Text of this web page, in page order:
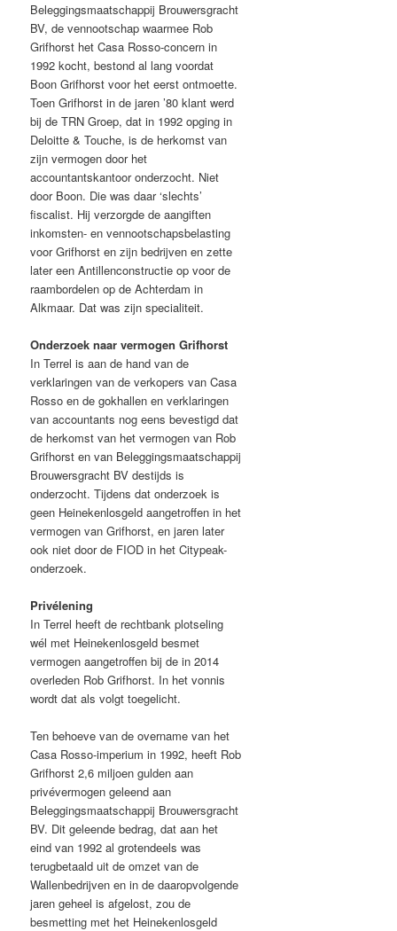
Beleggingsmaatschappij Brouwersgracht
BV, de vennootschap waarmee Rob
Grifhorst het Casa Rosso-concern in
1992 kocht, bestond al lang voordat
Boon Grifhorst voor het eerst ontmoette.
Toen Grifhorst in de jaren ’80 klant werd
bij de TRN Groep, dat in 1992 opging in
Deloitte & Touche, is de herkomst van
zijn vermogen door het
accountantskantoor onderzocht. Niet
door Boon. Die was daar ‘slechts’
fiscalist. Hij verzorgde de aangiften
inkomsten- en vennootschapsbelasting
voor Grifhorst en zijn bedrijven en zette
later een Antillenconstructie op voor de
raambordelen op de Achterdam in
Alkmaar. Dat was zijn specialiteit.
Onderzoek naar vermogen Grifhorst
In Terrel is aan de hand van de
verklaringen van de verkopers van Casa
Rosso en de gokhallen en verklaringen
van accountants nog eens bevestigd dat
de herkomst van het vermogen van Rob
Grifhorst en van Beleggingsmaatschappij
Brouwersgracht BV destijds is
onderzocht. Tijdens dat onderzoek is
geen Heinekenlosgeld aangetroffen in het
vermogen van Grifhorst, en jaren later
ook niet door de FIOD in het Citypeak-
onderzoek.
Privélening
In Terrel heeft de rechtbank plotseling
wél met Heinekenlosgeld besmet
vermogen aangetroffen bij de in 2014
overleden Rob Grifhorst. In het vonnis
wordt dat als volgt toegelicht.
Ten behoeve van de overname van het
Casa Rosso-imperium in 1992, heeft Rob
Grifhorst 2,6 miljoen gulden aan
privévermogen geleend aan
Beleggingsmaatschappij Brouwersgracht
BV. Dit geleende bedrag, dat aan het
eind van 1992 al grotendeels was
terugbetaald uit de omzet van de
Wallenbedrijven en in de daaropvolgende
jaren geheel is afgelost, zou de
besmetting met het Heinekenlosgeld